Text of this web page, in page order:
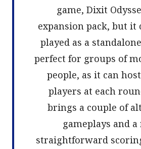
game, Dixit
expansion pack, but it
played as a
perfect for groups of
people, as it can
players at each
brings a couple of
gameplays and
straightforward